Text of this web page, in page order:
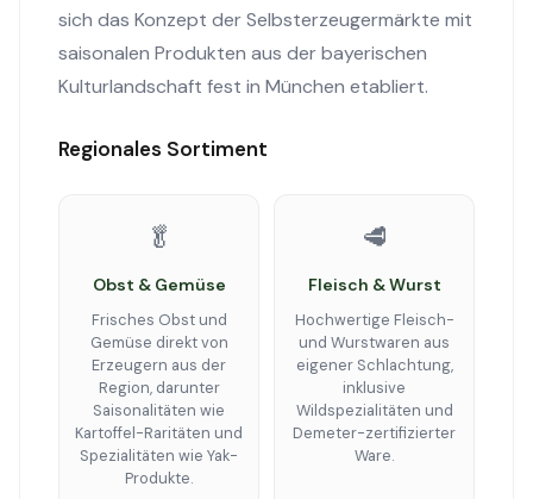
sich das Konzept der Selbsterzeugermärkte mit
saisonalen Produkten aus der bayerischen
Kulturlandschaft fest in München etabliert.
Regionales Sortiment
🥬
Obst & Gemüse
Frisches Obst und
Gemüse direkt von
Erzeugern aus der
Region, darunter
Saisonalitäten wie
Kartoffel-Raritäten und
Spezialitäten wie Yak-
Produkte.
🥩
Fleisch & Wurst
Hochwertige Fleisch-
und Wurstwaren aus
eigener Schlachtung,
inklusive
Wildspezialitäten und
Demeter-zertifizierter
Ware.